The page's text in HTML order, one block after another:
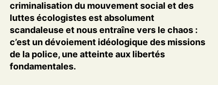
criminalisation du mouvement social et des
luttes écologistes est absolument
scandaleuse et nous entraîne vers le chaos :
c’est un dévoiement idéologique des missions
de la police, une atteinte aux libertés
fondamentales.